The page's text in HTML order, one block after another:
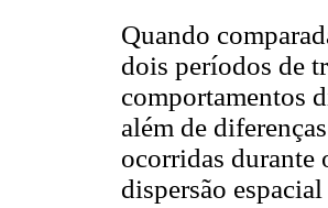
Quando
dois períodos de
comportamentos
além de
ocorridas durante
dispersão